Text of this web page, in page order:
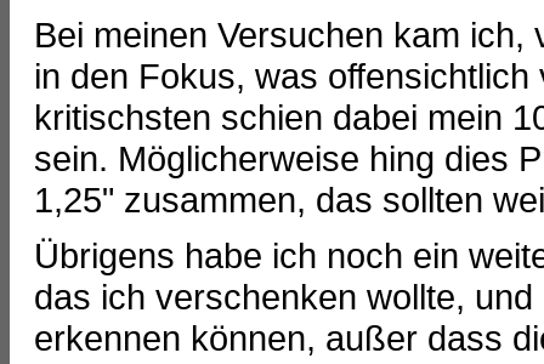
Bei meinen Versuchen kam
in den Fokus, was
kritischsten schien dabei mein
sein. Möglicherweise hing dies
1,25" zusammen, das sollten
Übrigens habe ich noch ein
das ich verschenken wollte,
erkennen können, außer dass